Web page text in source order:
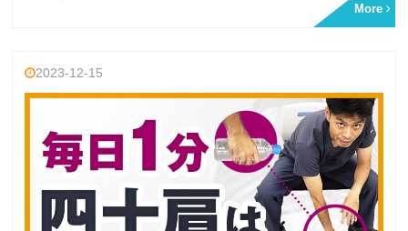
More
2023-12-15